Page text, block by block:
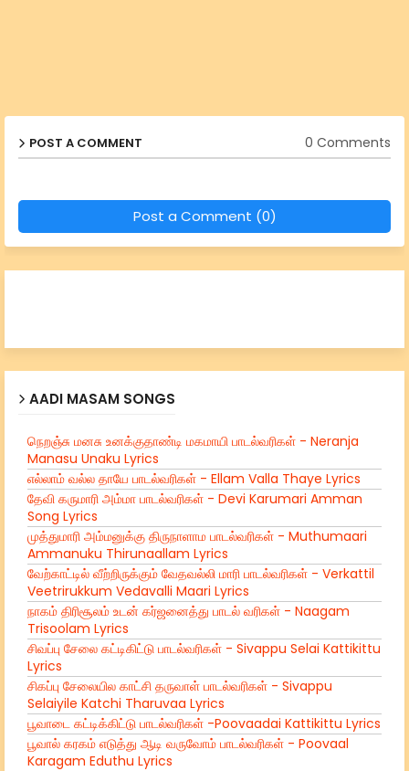
POST A COMMENT 0 Comments
Post a Comment (0)
AADI MASAM SONGS
நெறஞ்சு மனசு உனக்குதாண்டி மகமாயி பாடல்வரிகள் - Neranja
Manasu Unaku Lyrics
எல்லாம் வல்ல தாயே பாடல்வரிகள் - Ellam Valla Thaye Lyrics
தேவி கருமாரி அம்மா பாடல்வரிகள் - Devi Karumari Amman
Song Lyrics
முத்துமாரி அம்மனுக்கு திருநாளாம பாடல்வரிகள் - Muthumaari
Ammanuku Thirunaallam Lyrics
வேற்காட்டில் வீற்றிருக்கும் வேதவல்லி மாரி பாடல்வரிகள் - Verkattil
Veetrirukkum Vedavalli Maari Lyrics
நாகம் திரிசூலம் உடன் கர்ஜனைத்து பாடல் வரிகள் - Naagam
Trisoolam Lyrics
சிவப்பு சேலை கட்டிகிட்டு பாடல்வரிகள் - Sivappu Selai Kattikittu
Lyrics
சிகப்பு சேலையில காட்சி தருவாள் பாடல்வரிகள் - Sivappu
Selaiyile Katchi Tharuvaa Lyrics
பூவாடை கட்டிக்கிட்டு பாடல்வரிகள் -Poovaadai Kattikittu Lyrics
பூவால் கரகம் எடுத்து ஆடி வருவோம் பாடல்வரிகள் - Poovaal
Karagam Eduthu Lyrics